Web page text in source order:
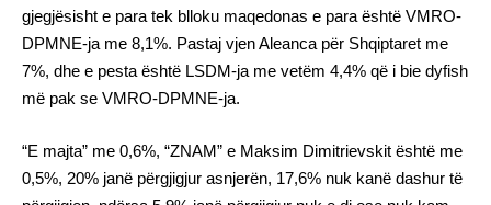
gjegjësisht e para tek blloku maqedonas e para është VMRO-
DPMNE-ja me 8,1%. Pastaj vjen Aleanca për Shqiptaret me
7%, dhe e pesta është LSDM-ja me vetëm 4,4% që i bie dyfish
më pak se VMRO-DPMNE-ja.
“E majta” me 0,6%, “ZNAM” e Maksim Dimitrievskit është me
0,5%, 20% janë përgjigjur asnjerën, 17,6% nuk kanë dashur të